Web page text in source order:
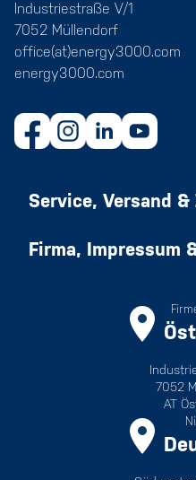
Industriestraße V/1
7052 Müllendorf
office(at)energy3000.com
energy3000.com
Service, Versand &
Firma, Impressum
7052
AT